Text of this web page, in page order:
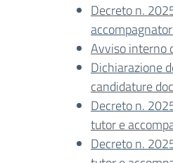
Decreto n.
Avviso interno
Dichiarazione
candidature
Decreto n.
tutor e
Decreto n.